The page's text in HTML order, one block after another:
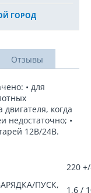
ГОРОД
Отзывы
• для
двигателя, когда
недостаточно; •
12В/24В.
220
ПУСК,
1,6 /